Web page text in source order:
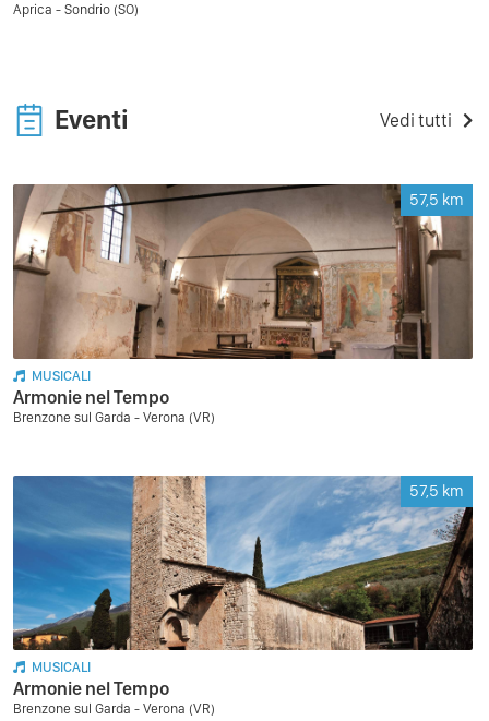
Aprica - Sondrio (SO)
Eventi Vedi tutti
57,5 km
MUSICALI
Armonie nel Tempo
Brenzone sul Garda - Verona (VR)
57,5 km
MUSICALI
Armonie nel Tempo
Brenzone sul Garda - Verona (VR)